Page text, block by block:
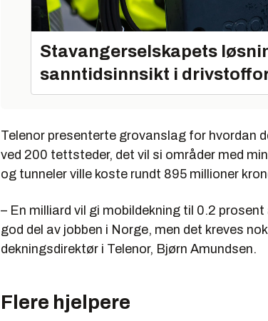
Stavangerselskapets
sanntidsinnsikt i
Telenor presenterte grovanslag for hvordan
ved 200 tettsteder, det vil si områder med
og tunneler ville koste rundt 895 millioner
– En milliard vil gi mobildekning til 0.2
god del av jobben i Norge, men det kreves
dekningsdirektør i Telenor, Bjørn Amundsen.
Flere hjelpere